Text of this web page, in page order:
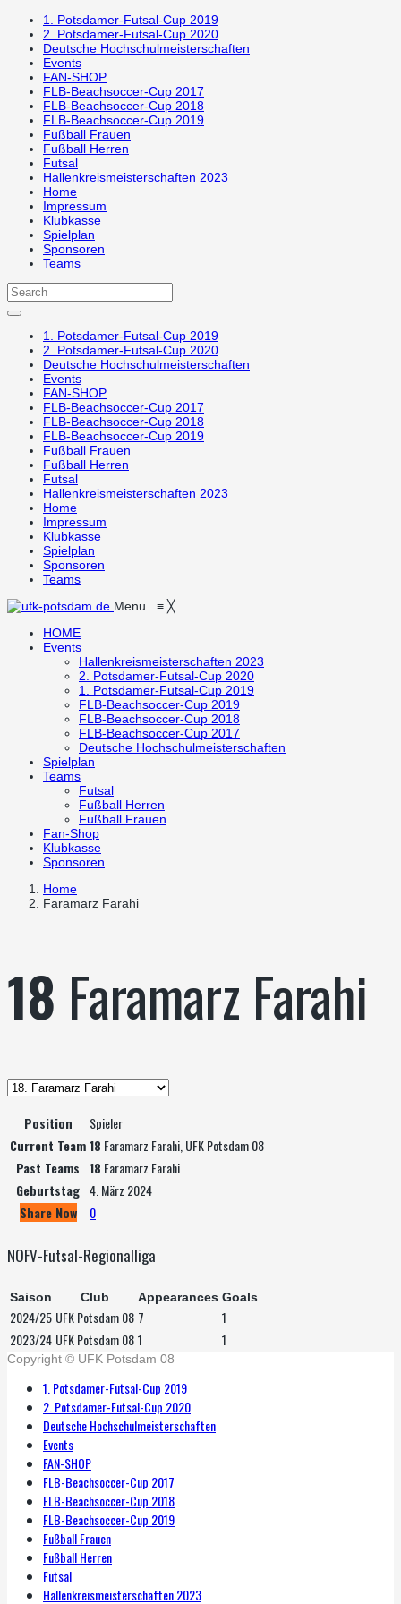
1. Potsdamer-Futsal-Cup 2019
2. Potsdamer-Futsal-Cup 2020
Deutsche Hochschulmeisterschaften
Events
FAN-SHOP
FLB-Beachsoccer-Cup 2017
FLB-Beachsoccer-Cup 2018
FLB-Beachsoccer-Cup 2019
Fußball Frauen
Fußball Herren
Futsal
Hallenkreismeisterschaften 2023
Home
Impressum
Klubkasse
Spielplan
Sponsoren
Teams
1. Potsdamer-Futsal-Cup 2019
2. Potsdamer-Futsal-Cup 2020
Deutsche Hochschulmeisterschaften
Events
FAN-SHOP
FLB-Beachsoccer-Cup 2017
FLB-Beachsoccer-Cup 2018
FLB-Beachsoccer-Cup 2019
Fußball Frauen
Fußball Herren
Futsal
Hallenkreismeisterschaften 2023
Home
Impressum
Klubkasse
Spielplan
Sponsoren
Teams
Menu ≡ ╳
HOME
Events
Hallenkreismeisterschaften 2023
2. Potsdamer-Futsal-Cup 2020
1. Potsdamer-Futsal-Cup 2019
FLB-Beachsoccer-Cup 2019
FLB-Beachsoccer-Cup 2018
FLB-Beachsoccer-Cup 2017
Deutsche Hochschulmeisterschaften
Spielplan
Teams
Futsal
Fußball Herren
Fußball Frauen
Fan-Shop
Klubkasse
Sponsoren
Home
Faramarz Farahi
18 Faramarz Farahi
Position
Spieler
Current Team18 Faramarz Farahi, UFK Potsdam 08
Past Teams 18 Faramarz Farahi
Geburtstag 4. März 2024
Share Now
0
NOFV-Futsal-Regionalliga
Saison Club Appearances Goals
2024/25 UFK Potsdam 08 7
1
2023/24 UFK Potsdam 081 1
Copyright © UFK Potsdam 08
1. Potsdamer-Futsal-Cup 2019
2. Potsdamer-Futsal-Cup 2020
Deutsche Hochschulmeisterschaften
Events
FAN-SHOP
FLB-Beachsoccer-Cup 2017
FLB-Beachsoccer-Cup 2018
FLB-Beachsoccer-Cup 2019
Fußball Frauen
Fußball Herren
Futsal
Hallenkreismeisterschaften 2023